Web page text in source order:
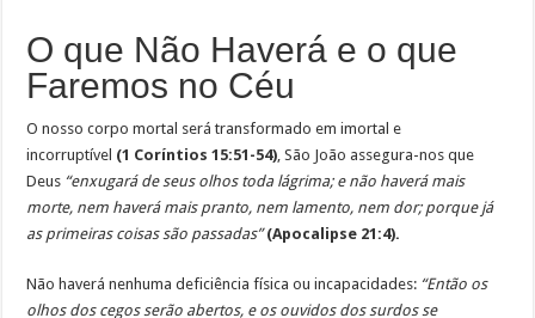
O que Não Haverá e o que
Faremos no Céu
O nosso corpo mortal será transformado em imortal e
incorruptível (1 Coríntios 15:51-54), São João assegura-nos que
Deus “enxugará de seus olhos toda lágrima; e não haverá mais
morte, nem haverá mais pranto, nem lamento, nem dor; porque já
as primeiras coisas são passadas” (Apocalipse 21:4).
Não haverá nenhuma deficiência física ou incapacidades: “Então os
olhos dos cegos serão abertos, e os ouvidos dos surdos se